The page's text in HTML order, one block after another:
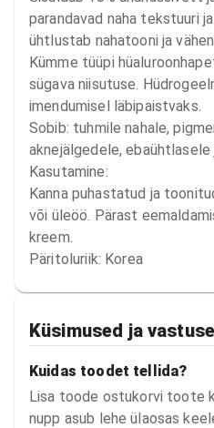
parandavad naha tekstuuri
ühtlustab nahatooni ja
Kümme tüüpi
sügava niisutuse.
imendumisel läbipaistvaks.
Sobib: tuhmile nahale,
aknejälgedele, ebaühtlasele
Kasutamine:
Kanna puhastatud ja
või üleöö. Pärast
kreem.
Päritoluriik: Korea
Küsimused ja
Kuidas toodet tellida?
Lisa toode ostukorvi toote
nupp asub lehe ülaosas